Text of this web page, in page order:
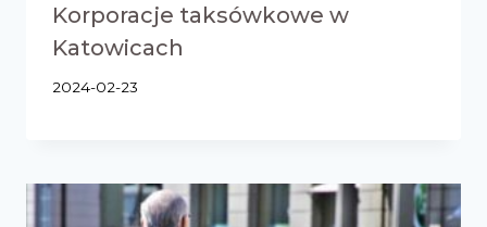
Korporacje taksówkowe w
Katowicach
2024-02-23